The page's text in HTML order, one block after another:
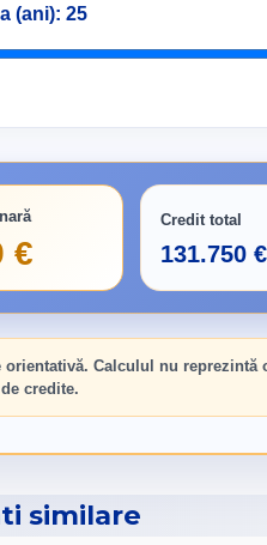
(ani): 25
€
Credit total
131.750 €
orientativă. Calculul nu reprezintă
credite.
similare